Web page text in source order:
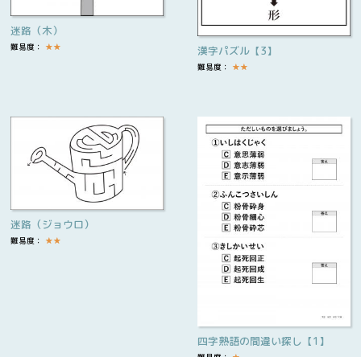
迷路（木）
難易度： ★★ 漢字パズル【3】
難易度： ★★
迷路（ジョウロ）
難易度： ★★
四字熟語の間違い探し【1】